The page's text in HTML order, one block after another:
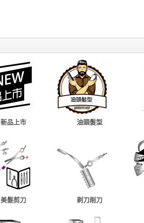
新品上市 油頭髮型
美髮剪刀 剃刀削刀